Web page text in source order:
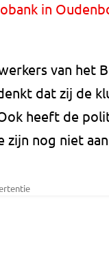
in
van het
dat zij de
heeft de
zijn nog niet